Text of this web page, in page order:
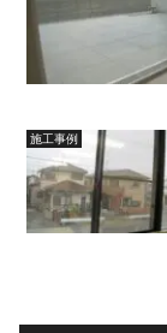
施工事例